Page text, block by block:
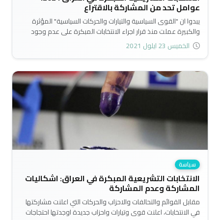
عوامل تحد من المشاركة بالاقتراع
يبدوا ان "القوى السياسية والتيارات والحركات السياسية" المؤثرة
والكبيرة عملت منذ قرار اجراء الانتخابات المبكرة على عدم وجود
نظام انتخابي يؤدي الى ايجاد تمثيل حقيقي للجماهير بقدر ما عملت
على ترسيخ وجودها بالسلطة والحفاظ على قوتها وتأثيرها السياسي
على الاقل لما يترتب عليه من مكاسب مادية والافلات من
المحاسبة والمساءلة..
الخميس 23 ايلول 2021
سياسة
الانتخابات التشريعية المبكرة في العراق: اشكاليات
المشاركة وعدم المشاركة
مقابل القوائم والتحالفات والاحزاب والحركات التي اعلنت مشاركتها
في الانتخابات، اعلنت قوى وتيارات واحزاب جديدة اوجدتها احتجاجات